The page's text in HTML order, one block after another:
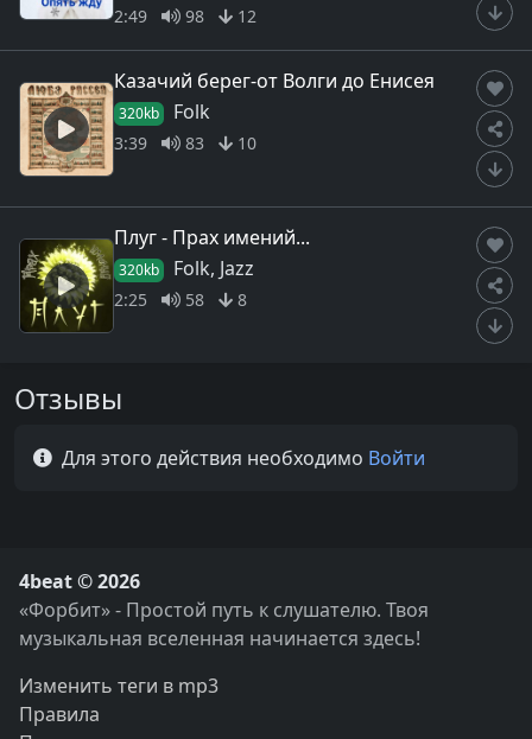
2:49
98 12
Казачий берег-от Волги до Енисея
320kb Folk
3:39 83 10
Плуг - Прах имений...
320kb Folk, Jazz
2:25 58 8
Отзывы
Для этого действия необходимо Войти
4beat © 2026
«Форбит» - Простой путь к слушателю. Твоя
музыкальная вселенная начинается здесь!
Изменить теги в mp3
Правила